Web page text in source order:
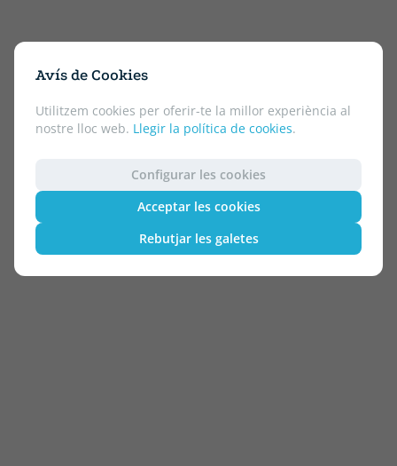
Avís de Cookies
Utilitzem cookies per oferir-te la millor experiència al
nostre lloc web. Llegir la política de cookies.
Configurar les cookies
Acceptar les cookies
Rebutjar les galetes